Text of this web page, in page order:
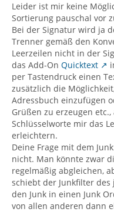
Leider ist mir keine
Sortierung pauschal vor
Bei der Signatur wird ja
Trenner gemäß den
Leerzeilen nicht in der
das Add-On Quicktext
per Tastendruck einen
zusätzlich die
Adressbuch einzufügen
Grüßen zu erzeugen
Schlüsselworte mir das
erleichtern.
Deine Frage mit dem
nicht. Man könnte zwar
regelmäßig abgleichen,
schiebt der Junkfilter
den Junk in einen Junk
von allen anderen dann